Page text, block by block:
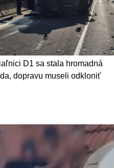
D1 sa stala hromadná
dopravu museli odkloniť